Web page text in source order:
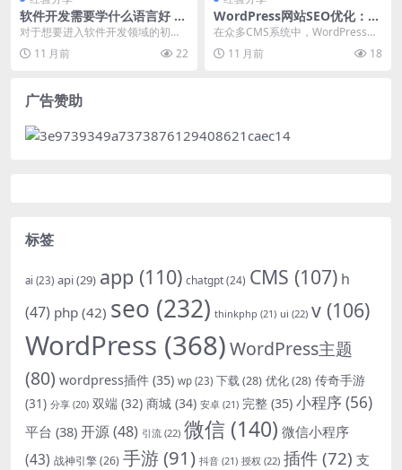
软件开发需要学什么语言好 解
决初学者最根本的选择困惑
对于想要进入软件开发领域的初学
者来说，选择一门合适的编程语言
是至关重要的第一步。...
11 月前 22
WordPress网站SEO优化：如
何提升百度搜索排名？
在众多CMS系统中，WordPress因
其开放源代码和丰富的插件生态，
成为网站建...
11 月前 18
广告赞助
标签
ai (23) api(29) app (110) chatgpt(24) CMS (107) h
(47) php (42) seo (232) thinkphp (21) ui (22) v (106)
WordPress (368)WordPress主题
(80) wordpress插件 (35) wp (23) 下载(28) 优化(28) 传奇手游
(31) 分享 (20) 双端 (32) 商城 (34) 安卓 (21) 完整 (35) 小程序(56)
平台 (38) 开源(48) 引流 (22) 微信 (140) 微信小程序
(43) 战神引擎(26) 手游(91) 抖音 (21) 授权 (22) 插件 (72) 支